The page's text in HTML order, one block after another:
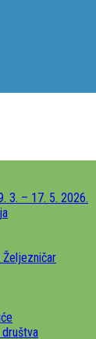
3. – 17. 5. 2026.